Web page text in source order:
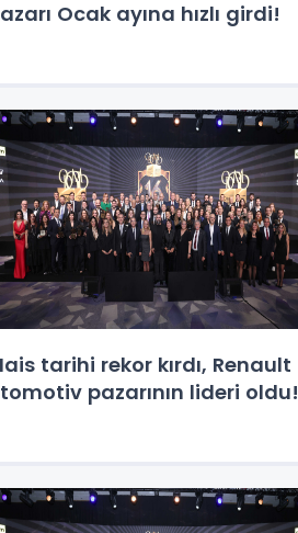
Ocak ayına hızlı girdi!
tarihi rekor kırdı, Renault
pazarının lideri oldu!